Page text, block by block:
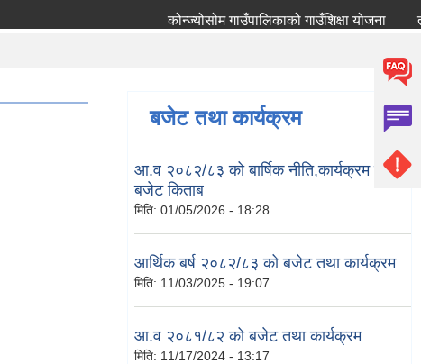
कोन्ज्योसोम गाउँपालिकाको गाउँशिक्षा योजना
बजेट तथा कार्यक्रम
आ.व २०८२/८३ को बार्षिक नीति,कार्यक्रम तथा
बजेट किताब
मिति: 01/05/2026 - 18:28
आर्थिक बर्ष २०८२/८३ को बजेट तथा कार्यक्रम
मिति: 11/03/2025 - 19:07
आ.व २०८१/८२ को बजेट तथा कार्यक्रम
मिति: 11/17/2024 - 13:17